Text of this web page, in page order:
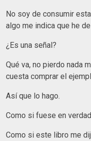
No soy de consumir
algo me indica que he
¿Es una señal?
Qué va, no pierdo nada
cuesta comprar el
Así que lo hago.
Como si fuese en
Como si este libro me